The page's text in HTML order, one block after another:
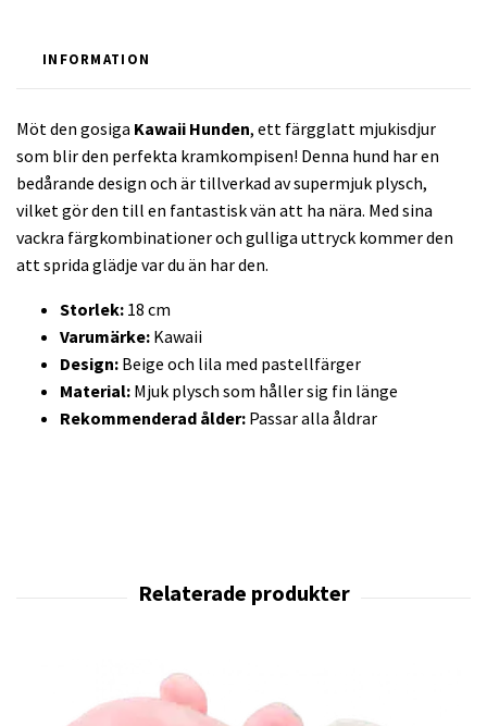
INFORMATION
Möt den gosiga Kawaii Hunden, ett färgglatt mjukisdjur
som blir den perfekta kramkompisen! Denna hund har en
bedårande design och är tillverkad av supermjuk plysch,
vilket gör den till en fantastisk vän att ha nära. Med sina
vackra färgkombinationer och gulliga uttryck kommer den
att sprida glädje var du än har den.
Storlek: 18 cm
Varumärke: Kawaii
Design: Beige och lila med pastellfärger
Material: Mjuk plysch som håller sig fin länge
Rekommenderad ålder: Passar alla åldrar